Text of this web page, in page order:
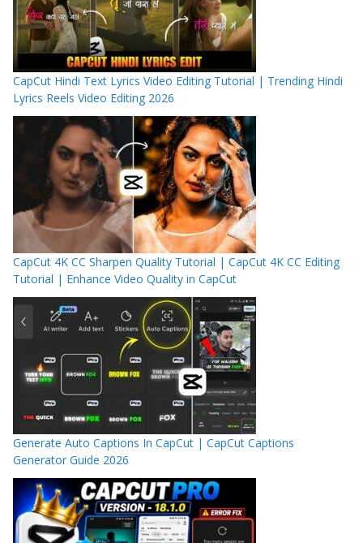
CapCut Hindi Text Lyrics Video Editing Tutorial | Trending Hindi
Lyrics Reels Video Editing 2026
CapCut 4K CC Sharpen Quality Tutorial | CapCut 4K CC Editing
Tutorial | Enhance Video Quality in CapCut
Generate Auto Captions In CapCut | CapCut Captions
Generator Guide 2026